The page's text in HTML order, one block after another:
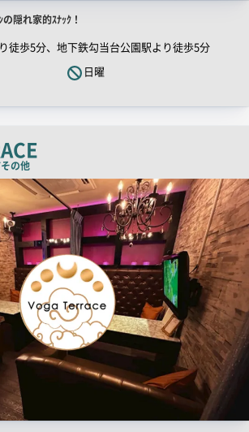
隠れ家的ｽﾅｯｸ！
徒歩5分、地下鉄勾当台公園駅より徒歩5分
日曜
の他